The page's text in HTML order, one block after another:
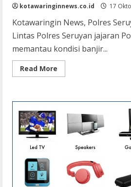
kotawaringinnews.co.id 17
Kotawaringin News, Polres
Lintas Polres Seruyan jajaran
memantau kondisi banjir...
Read More
more
Km.
Terendam
Banjir,
Satlantas
Polres
Lakukan
Lalu
Lintas